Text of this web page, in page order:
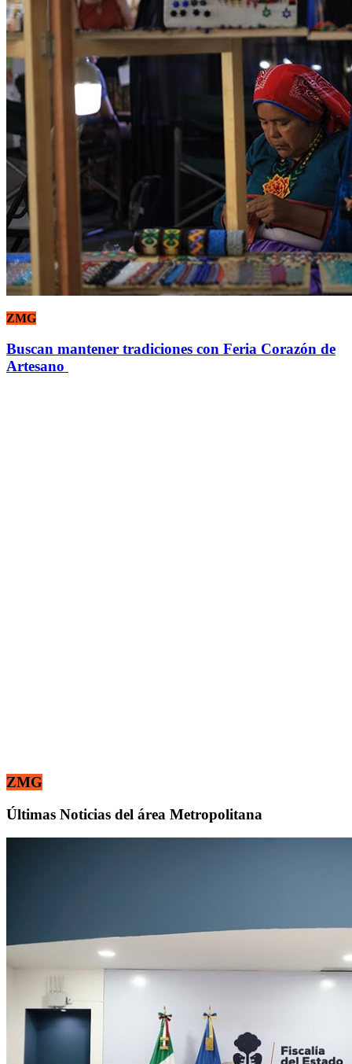
ZMG
Buscan mantener tradiciones con Feria Corazón de
Artesano
ZMG
Últimas Noticias del área Metropolitana